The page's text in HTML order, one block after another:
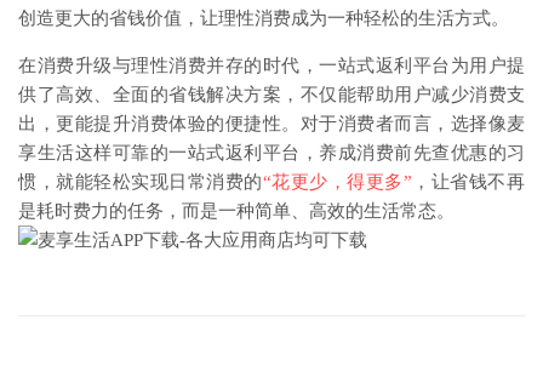
创造更大的省钱价值，让理性消费成为一种轻松的生活方式。
在消费升级与理性消费并存的时代，一站式返利平台为用户提
供了高效、全面的省钱解决方案，不仅能帮助用户减少消费支
出，更能提升消费体验的便捷性。对于消费者而言，选择像麦
享生活这样可靠的一站式返利平台，养成消费前先查优惠的习
惯，就能轻松实现日常消费的“花更少，得更多” ，让省钱不再
是耗时费力的任务，而是一种简单、高效的生活常态。